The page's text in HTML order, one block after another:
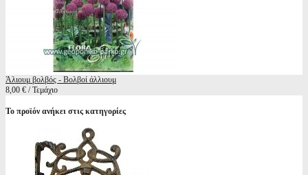
Άλιουμ βολβός - Βολβοί άλλιουμ
8,00 € / Τεμάχιο
Το προϊόν ανήκει στις κατηγορίες